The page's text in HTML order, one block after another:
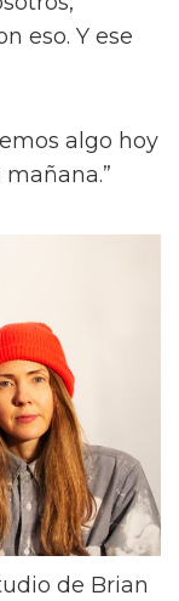
eso. Y ese
algo hoy
de Brian